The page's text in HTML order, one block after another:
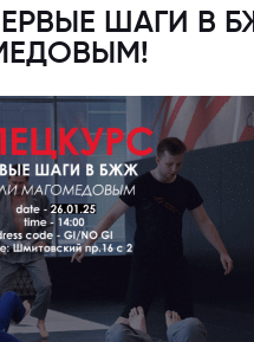
ШАГИ В